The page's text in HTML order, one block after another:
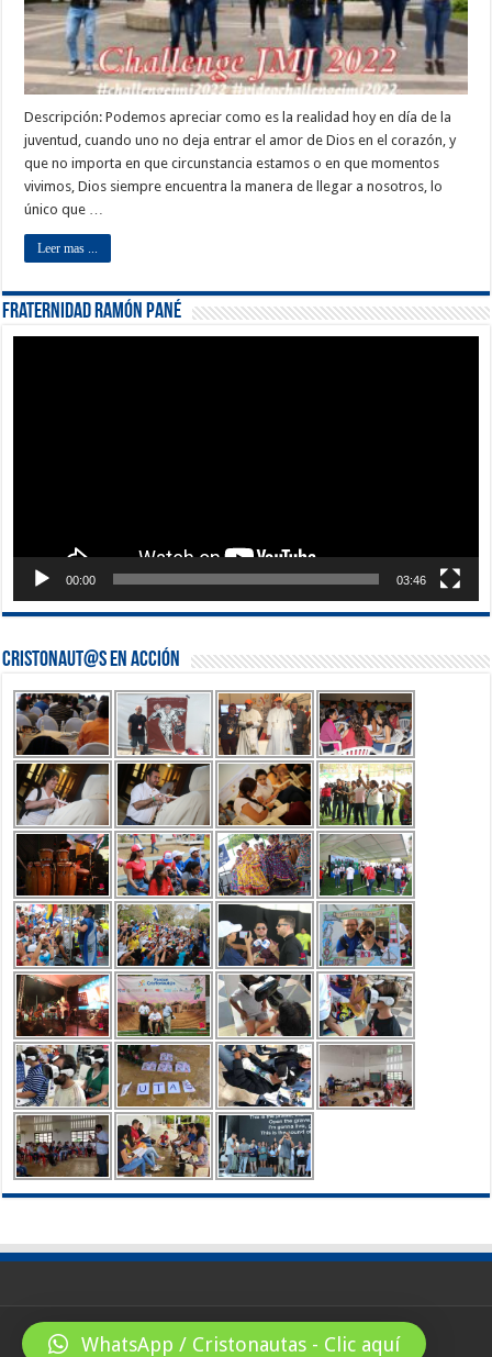
Descripción: Podemos apreciar como es la realidad hoy en día de la
juventud, cuando uno no deja entrar el amor de Dios en el corazón, y
que no importa en que circunstancia estamos o en que momentos
vivimos, Dios siempre encuentra la manera de llegar a nosotros, lo
único que …
Leer mas ...
Fraternidad Ramón Pané
00:00 03:46
Cristonaut@s en Acción
WhatsApp / Cristonautas - Clic aquí